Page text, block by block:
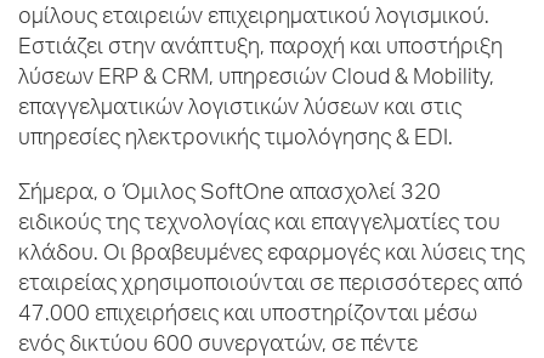
ομίλους εταιρειών επιχειρηματικού λογισμικού.
Εστιάζει στην ανάπτυξη, παροχή και υποστήριξη
λύσεων ERP & CRM, υπηρεσιών Cloud & Mobility,
επαγγελματικών λογιστικών λύσεων και στις
υπηρεσίες ηλεκτρονικής τιμολόγησης & EDI.
Σήμερα, ο Όμιλος SoftOne απασχολεί 320
ειδικούς της τεχνολογίας και επαγγελματίες του
κλάδου. Οι βραβευμένες εφαρμογές και λύσεις της
εταιρείας χρησιμοποιούνται σε περισσότερες από
47.000 επιχειρήσεις και υποστηρίζονται μέσω
ενός δικτύου 600 συνεργατών, σε πέντε